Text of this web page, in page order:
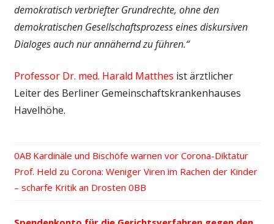
demokratisch verbriefter Grundrechte, ohne den
demokratischen Gesellschaftsprozess eines diskursiven
Dialoges auch nur annähernd zu führen.“
Professor Dr. med. Harald Matthes ist ärztlicher
Leiter des Berliner Gemeinschaftskrankenhauses
Havelhöhe.
Beitrags-
Navigation
Vorheriger
Beitrag:
Kardinäle und Bischöfe warnen vor Corona-Diktatur
Nächster
Beitrag:
Prof. Held zu Corona: Weniger Viren im Rachen der Kinder
– scharfe Kritik an Drosten